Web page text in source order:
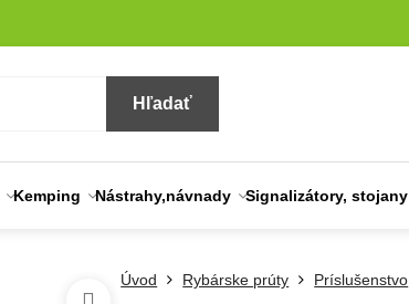
Hľadať
Kemping Nástrahy,návnady Signalizátory, stojany
Úvod Rybárske prúty Príslušenstvo